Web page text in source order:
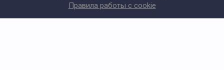
Правила работы с cookie